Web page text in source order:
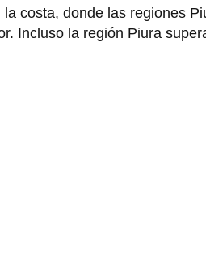
costa, donde las regiones
Incluso la región Piura